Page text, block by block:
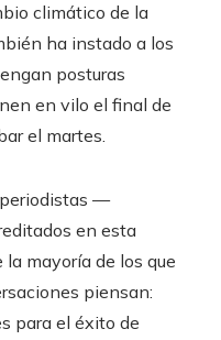
climático de la
ha instado a los
posturas
en vilo el final de
el martes.
periodistas —
en esta
mayoría de los que
piensan:
para el éxito de